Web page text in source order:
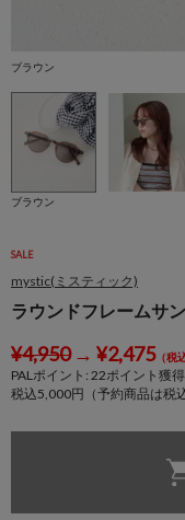
ブラウン
ブラウン
SALE
mystic(ミスティック)
ラウンドフレームサ
¥4,950→ ¥2,475（税
PALポイント: 22ポイント獲
税込5,000円（予約商品は税